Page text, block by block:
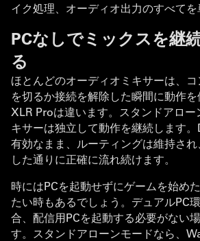
イク処理、オーディオ出力のすべてを
PCなしでミックスを継
る
ほとんどのオーディオミキサーは、
を切るか接続を解除した瞬間に動作
XLR Proは違います。スタンドアロー
キサーは独立して動作を継続します
有効なまま、ルーティングは維持さ
した通りに正確に流れ続けます。
時にはPCを起動せずにゲームを始め
たい時もあるでしょう。デュアルPC
合、配信用PCを起動する必要がない
す。スタンドアローンモードなら、